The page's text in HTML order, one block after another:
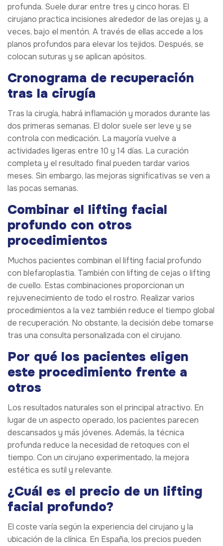
profunda. Suele durar entre tres y cinco horas. El
cirujano practica incisiones alrededor de las orejas y, a
veces, bajo el mentón. A través de ellas accede a los
planos profundos para elevar los tejidos. Después, se
colocan suturas y se aplican apósitos.
Cronograma de recuperación
tras la cirugía
Tras la cirugía, habrá inflamación y morados durante las
dos primeras semanas. El dolor suele ser leve y se
controla con medicación. La mayoría vuelve a
actividades ligeras entre 10 y 14 días. La curación
completa y el resultado final pueden tardar varios
meses. Sin embargo, las mejoras significativas se ven a
las pocas semanas.
Combinar el lifting facial
profundo con otros
procedimientos
Muchos pacientes combinan el lifting facial profundo
con blefaroplastia. También con lifting de cejas o lifting
de cuello. Estas combinaciones proporcionan un
rejuvenecimiento de todo el rostro. Realizar varios
procedimientos a la vez también reduce el tiempo global
de recuperación. No obstante, la decisión debe tomarse
tras una consulta personalizada con el cirujano.
Por qué los pacientes eligen
este procedimiento frente a
otros
Los resultados naturales son el principal atractivo. En
lugar de un aspecto operado, los pacientes parecen
descansados y más jóvenes. Además, la técnica
profunda reduce la necesidad de retoques con el
tiempo. Con un cirujano experimentado, la mejora
estética es sutil y relevante.
¿Cuál es el precio de un lifting
facial profundo?
El coste varía según la experiencia del cirujano y la
ubicación de la clínica. En España, los precios pueden